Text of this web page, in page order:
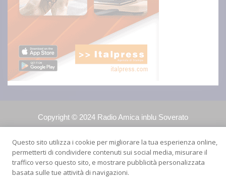
Copyright © 2024 Radio Amica inblu Soverato
Questo sito utilizza i cookie per migliorare la tua esperienza online,
permetterti di condividere contenuti sui social media, misurare il
traffico verso questo sito, e mostrare pubblicità personalizzata
basata sulle tue attività di navigazioni.